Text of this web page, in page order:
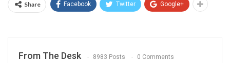
Share Facebook Twitter Google+
From The Desk 8983 Posts 0 Comments